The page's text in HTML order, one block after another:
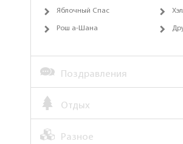
Яблочный Спас
Рош а-Шана
Поздравления
Отдых
Разное